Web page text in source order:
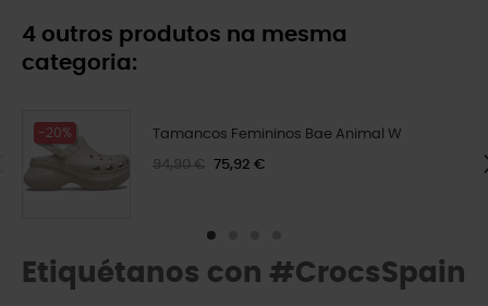
4 outros produtos na mesma
categoria:
-20% Tamancos Femininos Bae Animal W
94,90 € 75,92 €
Etiquétanos con #CrocsSpain